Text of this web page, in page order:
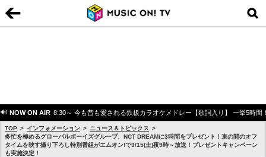
NOW ON AIR 8:30～ 今も昔も愛される鉄板カラオケメドレー【歌詞入り】 一挙5時間
TOP インフォメーション
ニュース＆トピックス
多忙を極めるグローバルボーイズグループ、NCT DREAMに3時間をプレゼント！束の間のオフ
タイムを映す撮り下ろし特別番組がエムオン!で3/15(土)夜9時～放送！プレゼントキャンペーン
も実施決定！